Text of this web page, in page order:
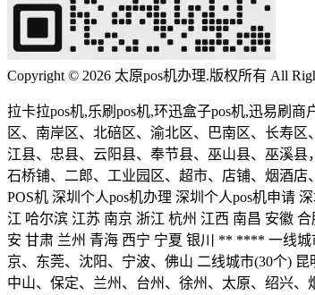
Copyright © 2026 太原pos机办理.版权所有 All
拉卡拉pos机,乐刷pos机,环迅盒子pos机,迅易刷
区、南岸区、北碚区、渝北区、巴南区、长寿
江县、忠县、云阳县、奉节县、巫山县、巫溪
石桥铺、二郎、工业园区、超市、店铺、烟酒
POS机 深圳个人pos机办理 深圳个人pos机申请
江 哈尔滨 江苏 南京 浙江 杭州 江西 南昌 安徽
安 甘肃 兰州 青海 西宁 宁夏 银川 ** **** 一线城
京、东莞、沈阳、宁波、佛山 二线城市(30个)
中山、保定、兰州、台州、徐州、太原、绍兴